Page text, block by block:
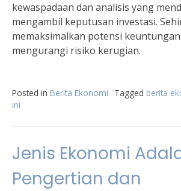
kewaspadaan dan analisis yang
mengambil keputusan investasi.
memaksimalkan potensi
mengurangi risiko kerugian.
Posted in Berita Ekonomi Tagged berita
ini
Jenis Ekonomi
Pengertian dan